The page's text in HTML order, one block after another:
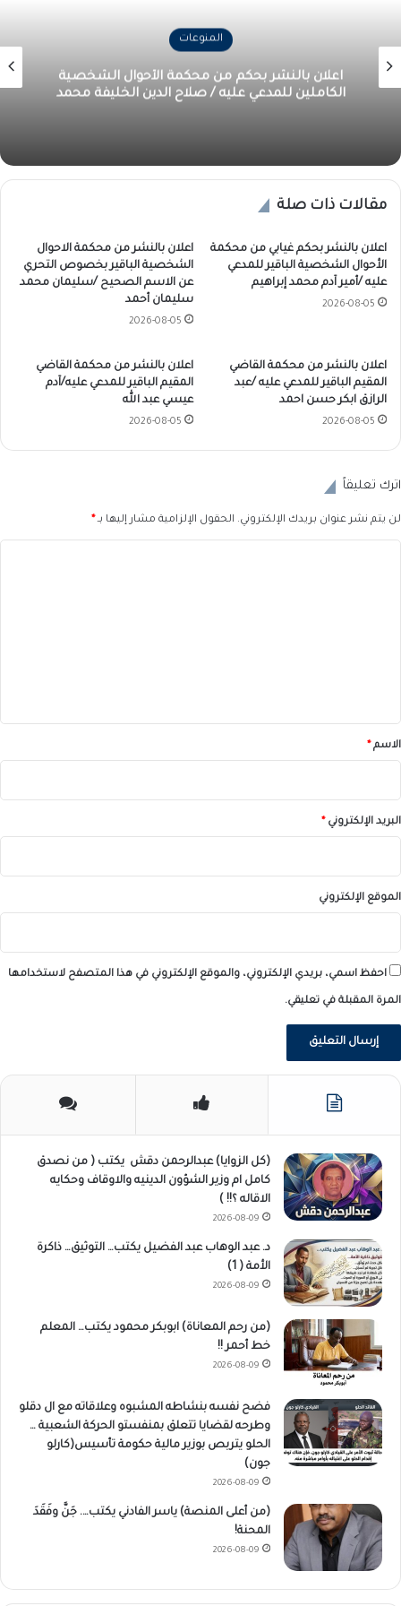
المنوعات
اعلان بالنشر بحكم من محكمة الأحوال الشخصية
الكاملين للمدعي عليه / صلاح الدين الخليفة محمد
مقالات ذات صلة
اعلان بالنشر بحكم غيابي من محكمة
الأحوال الشخصية الباقير للمدعي
عليه /أمير آدم محمد إبراهيم
2026-08-05
اعلان بالنشر من محكمة الاحوال
الشخصية الباقير بخصوص التحري
عن الاسم الصحيح /سليمان محمد
سليمان أحمد
2026-08-05
اعلان بالنشر من محكمة القاضي
المقيم الباقير للمدعي عليه /عبد
الرازق ابكر حسن احمد
2026-08-05
اعلان بالنشر من محكمة القاضي
المقيم الباقير للمدعي عليه/آدم
عيسي عبد الله
2026-08-05
اترك تعليقاً
لن يتم نشر عنوان بريدك الإلكتروني. الحقول الإلزامية مشار إليها بـ*
*الاسم*
البريد الإلكتروني*
الموقع الإلكتروني
احفظ اسمي، بريدي الإلكتروني، والموقع الإلكتروني في هذا المتصفح لاستخدامها
المرة المقبلة في تعليقي.
(كل الزوايا) عبدالرحمن دقش يكتب ( من نصدق
كامل ام وزير الشؤون الدينيه والاوقاف وحكايه
الاقاله ؟!! )
2026-08-09
د. عبد الوهاب عبد الفضيل يكتب… التوثيق… ذاكرة
الأمة ( 1)
2026-08-09
(من رحم المعاناة) ابوبكر محمود يكتب… المعلم
خط أحمر !!
2026-08-09
فضح نفسه بنشاطه المشبوه وعلاقاته مع ال دقلو
وطرحه لقضايا تتعلق بمنفستو الحركة الشعبية …
الحلو يتربص بوزير مالية حكومة تأسيس(كارلو
جون)
2026-08-09
(من أعلى المنصة) ياسر الفادني يكتب…. جَنَّ وفَقَدَ
المحنة!
2026-08-09